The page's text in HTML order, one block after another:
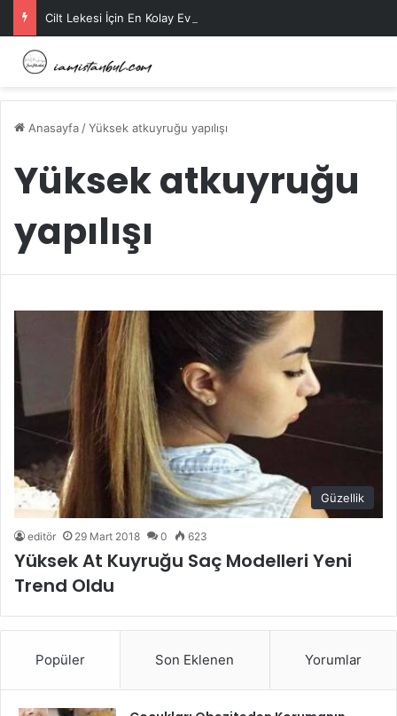
Cilt Lekesi İçin En Kolay Ev Maskeleri Nelerdir?
Anasayfa /Yüksek atkuyruğu yapılışı
Yüksek atkuyruğu
yapılışı
Güzellik
editör 29 Mart 2018 0 623
Yüksek At Kuyruğu Saç Modelleri Yeni
Trend Oldu
Popüler Son Eklenen Yorumlar